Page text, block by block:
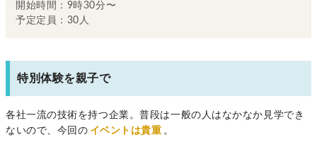
開始時間：9時30分〜
予定定員：30人
特別体験を親子で
各社一流の技術を持つ企業。普段は一般の人はなかなか見学でき
ないので、今回の イベントは貴重 。